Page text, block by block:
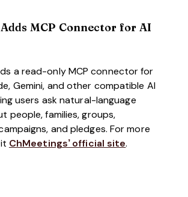
MCP Connector for AI
a read-only MCP connector for
Gemini, and other compatible AI
users ask natural-language
people, families, groups,
and pledges. For more
ChMeetings’ official site.